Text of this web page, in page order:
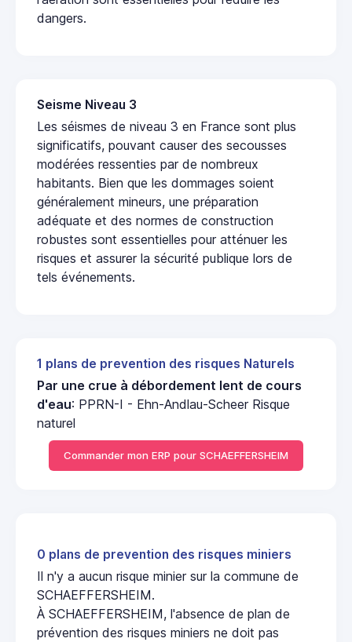
dangers.
Seisme Niveau 3
Les séismes de niveau 3 en France sont plus
significatifs, pouvant causer des secousses
modérées ressenties par de nombreux
habitants. Bien que les dommages soient
généralement mineurs, une préparation
adéquate et des normes de construction
robustes sont essentielles pour atténuer les
risques et assurer la sécurité publique lors de
tels événements.
1 plans de prevention des risques Naturels
Par une crue à débordement lent de cours
d'eau: PPRN-I - Ehn-Andlau-Scheer Risque
naturel
Commander mon ERP pour SCHAEFFERSHEIM
0 plans de prevention des risques miniers
Il n'y a aucun risque minier sur la commune de
SCHAEFFERSHEIM.
À SCHAEFFERSHEIM, l'absence de plan de
prévention des risques miniers ne doit pas